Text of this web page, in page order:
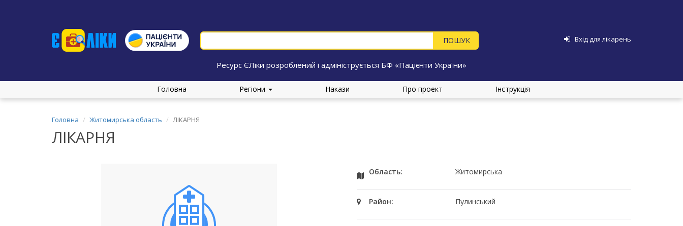
Вхід для лікарень
Ресурс ЄЛіки розроблений і адмініструється БФ «Пацієнти України»
Головна Регіони Накази Про проект Інструкція
Головна Житомирська область ЛІКАРНЯ
ЛІКАРНЯ
Область: Житомирська
Район: Пулинський